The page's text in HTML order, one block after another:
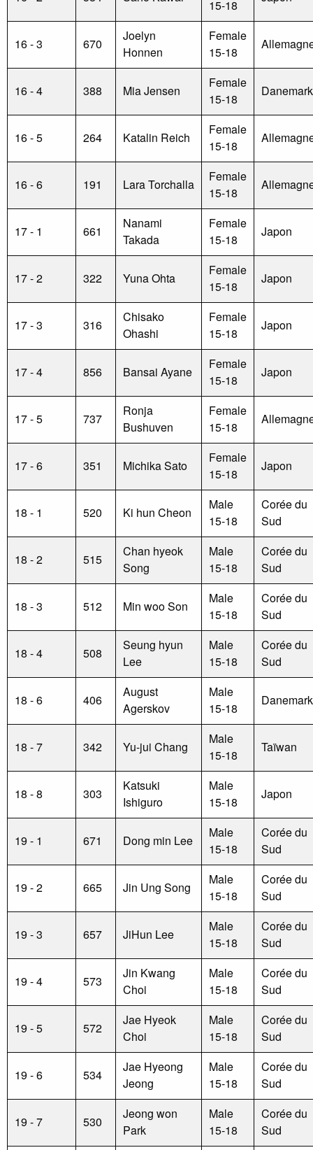
15-18
16 - 3 670
Joelyn
Honnen
Female
15-18
16 - 4 388 Mia Jensen
Female
15-18
Danemark
16 - 5 264 Katalin Reich
Female
15-18
16 - 6 191 Lara Torchalla
Female
15-18
17 - 1 661
Nanami
Takada
Female
15-18
Japon
17 - 2 322 Yuna Ohta
Female
15-18
Japon
17 - 3 316
Chisako
Ohashi
Female
15-18
Japon
17 - 4 856 Bansai Ayane
Female
15-18
Japon
17 - 5 737
Ronja
Bushuven
Female
15-18
17 - 6 351 Michika Sato
Female
15-18
Japon
18 - 1 520 Ki hun Cheon
Male
15-18
Corée du
Sud
18 - 2 515
Chan hyeok
Song
Male
15-18
Corée du
Sud
18 - 3 512 Min woo Son
Male
15-18
Corée du
Sud
18 - 4 508
Seung hyun
Lee
Male
15-18
Corée du
Sud
18 - 6 406
August
Agerskov
Male
15-18
Danemark
18 - 7 342 Yu-jui Chang
Male
15-18
Taïwan
18 - 8 303
Katsuki
Ishiguro
Male
15-18
Japon
19 - 1 671 Dong min Lee
Male
15-18
Corée du
Sud
19 - 2 665 Jin Ung Song
Male
15-18
Corée du
Sud
19 - 3 657 JiHun Lee
Male
15-18
Corée du
Sud
19 - 4 573
Jin Kwang
Choi
Male
15-18
Corée du
Sud
19 - 5 572
Jae Hyeok
Choi
Male
15-18
Corée du
Sud
19 - 6 534
Jae Hyeong
Jeong
Male
15-18
Corée du
Sud
19 - 7 530
Jeong won
Park
Male
15-18
Corée du
Sud